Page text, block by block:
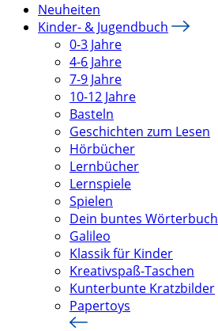
Neuheiten
Kinder- & Jugendbuch
0-3 Jahre
4-6 Jahre
7-9 Jahre
10-12 Jahre
Basteln
Geschichten zum Lesen
Hörbücher
Lernbücher
Lernspiele
Spielen
Dein buntes Wörterbuch
Galileo
Klassik für Kinder
Kreativspaß-Taschen
Kunterbunte Kratzbilder
Papertoys